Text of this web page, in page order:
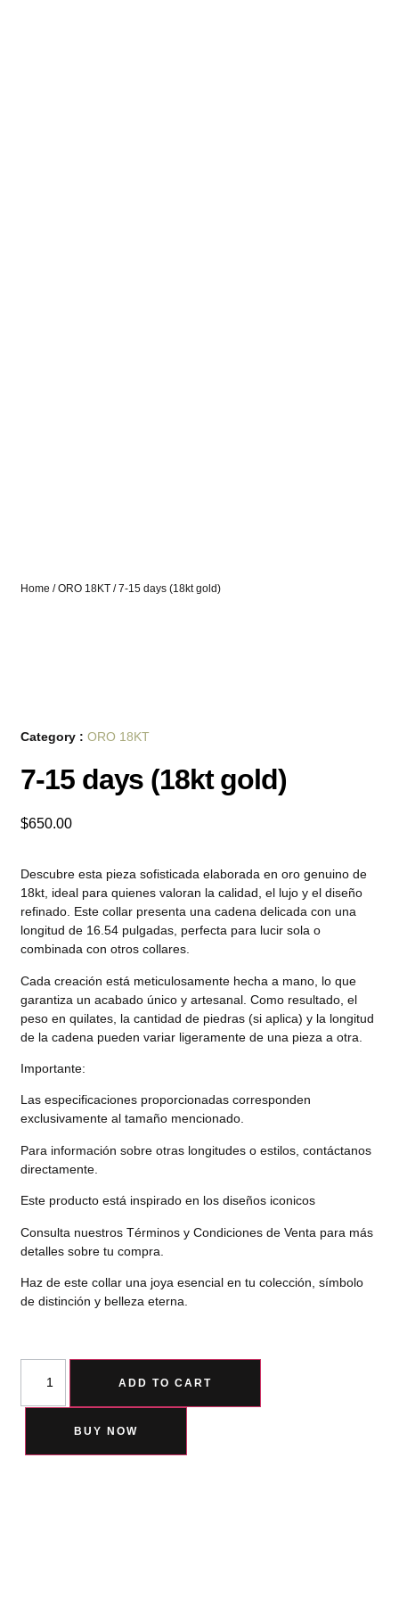
Home /ORO 18KT / 7-15 days (18kt gold)
Category :ORO 18KT
7-15 days (18kt gold)
$650.00
Descubre esta pieza sofisticada elaborada en oro genuino de
18kt, ideal para quienes valoran la calidad, el lujo y el diseño
refinado. Este collar presenta una cadena delicada con una
longitud de 16.54 pulgadas, perfecta para lucir sola o
combinada con otros collares.
Cada creación está meticulosamente hecha a mano, lo que
garantiza un acabado único y artesanal. Como resultado, el
peso en quilates, la cantidad de piedras (si aplica) y la longitud
de la cadena pueden variar ligeramente de una pieza a otra.
Importante:
Las especificaciones proporcionadas corresponden
exclusivamente al tamaño mencionado.
Para información sobre otras longitudes o estilos, contáctanos
directamente.
Este producto está inspirado en los diseños iconicos
Consulta nuestros Términos y Condiciones de Venta para más
detalles sobre tu compra.
Haz de este collar una joya esencial en tu colección, símbolo
de distinción y belleza eterna.
ADD TO CART
BUY NOW